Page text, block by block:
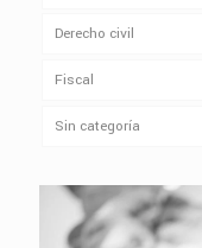
Derecho civil
Fiscal
Sin categoría